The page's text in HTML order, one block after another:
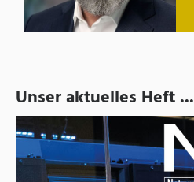
Unser aktuelles Heft ...